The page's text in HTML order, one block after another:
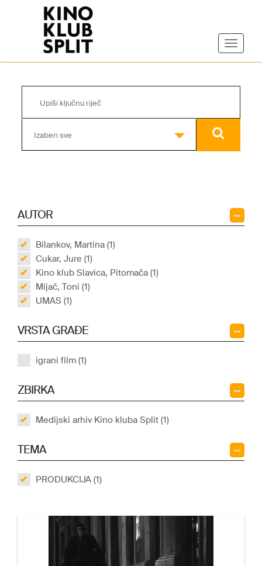
Izaberi sve
AUTOR
Bilankov, Martina (1)
Cukar, Jure (1)
Kino klub Slavica, Pitomača (1)
Mijač, Toni (1)
UMAS (1)
VRSTA GRAĐE
igrani film (1)
ZBIRKA
Medijski arhiv Kino kluba Split (1)
TEMA
PRODUKCIJA (1)